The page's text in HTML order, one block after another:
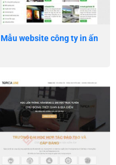
Mẫu website công ty in ấn